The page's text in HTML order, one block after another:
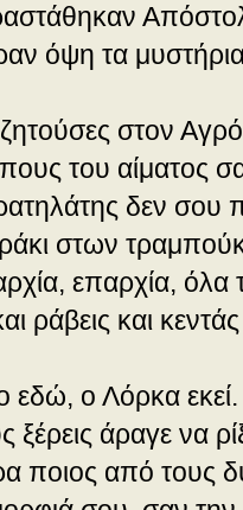
όψη τα
στον
του αίματος
δεν σου
στων
επαρχία,
ράβεις και
εδώ, ο Λόρκα εκεί.
ξέρεις άραγε να
ποιος από τους